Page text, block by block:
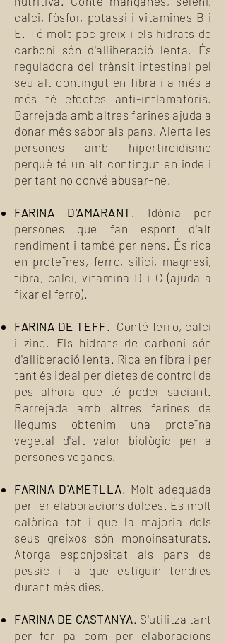
calci, fòsfor, potassi i vitamines B i
E. Té molt poc greix i els hidrats de
carboni són d'alliberació lenta. És
reguladora del trànsit intestinal pel
seu alt contingut en fibra i a més a
més té efectes anti-inflamatoris.
Barrejada amb altres farines ajuda a
donar més sabor als pans. Alerta les
persones amb hipertiroidisme
perquè té un alt contingut en iode i
per tant no convé abusar-ne.
FARINA D'AMARANT. Idònia per
persones que fan esport d'alt
rendiment i també per nens. És rica
en proteïnes, ferro, silici, magnesi,
fibra, calci, vitamina D i C (ajuda a
fixar el ferro).
FARINA DE TEFF. Conté ferro, calci
i zinc. Els hidrats de carboni són
d'alliberació lenta. Rica en fibra i per
tant és ideal per dietes de control de
pes alhora que té poder saciant.
Barrejada amb altres farines de
llegums obtenim una proteïna
vegetal d'alt valor biològic per a
persones veganes.
FARINA D'AMETLLA. Molt adequada
per fer elaboracions dolces. És molt
calòrica tot i que la majoria dels
seus greixos són monoinsaturats.
Atorga esponjositat als pans de
pessic i fa que estiguin tendres
durant més dies.
FARINA DE CASTANYA. S'utilitza tant
per fer pa com per elaboracions